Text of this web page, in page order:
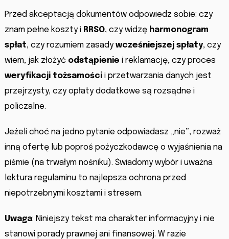
Przed akceptacją dokumentów odpowiedz sobie: czy
znam pełne koszty i RRSO, czy widzę harmonogram
spłat, czy rozumiem zasadywcześniejszej spłaty, czy
wiem, jak złożyć odstąpienie i reklamację, czy proces
weryfikacji tożsamościi przetwarzania danych jest
przejrzysty, czy opłaty dodatkowe są rozsądne i
policzalne.
Jeżeli choć na jedno pytanie odpowiadasz „nie”, rozważ
inną ofertę lub poproś pożyczkodawcę o wyjaśnienia na
piśmie (na trwałym nośniku). Świadomy wybór i uważna
lektura regulaminu to najlepsza ochrona przed
niepotrzebnymi kosztami i stresem.
Uwaga: Niniejszy tekst ma charakter informacyjny i nie
stanowi porady prawnej ani finansowej. W razie